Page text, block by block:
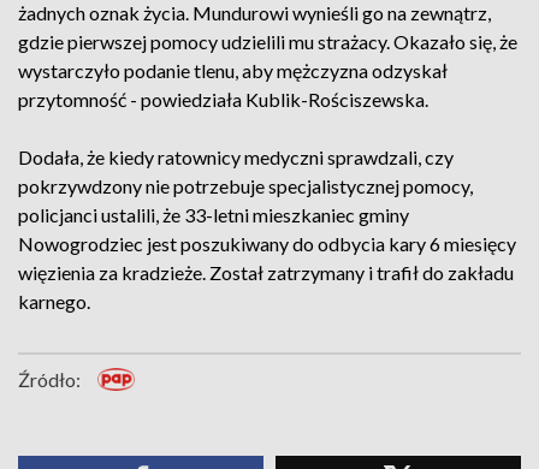
żadnych oznak życia. Mundurowi wynieśli go na zewnątrz,
gdzie pierwszej pomocy udzielili mu strażacy. Okazało się, że
wystarczyło podanie tlenu, aby mężczyzna odzyskał
przytomność - powiedziała Kublik-Rościszewska.
Dodała, że kiedy ratownicy medyczni sprawdzali, czy
pokrzywdzony nie potrzebuje specjalistycznej pomocy,
policjanci ustalili, że 33-letni mieszkaniec gminy
Nowogrodziec jest poszukiwany do odbycia kary 6 miesięcy
więzienia za kradzieże. Został zatrzymany i trafił do zakładu
karnego.
Źródło: